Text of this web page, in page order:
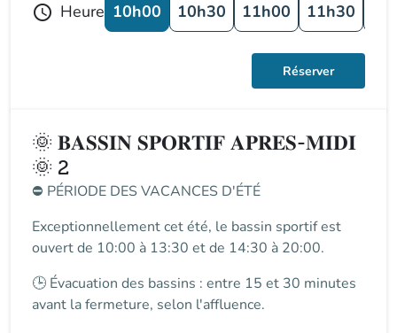
schedule Heure 10h00 10h30 11h00 11h30
Réserver
🌞 𝐁𝐀𝐒𝐒𝐈𝐍 𝐒𝐏𝐎𝐑𝐓𝐈𝐅 𝐀𝐏𝐑𝐄𝐒-𝐌𝐈𝐃𝐈
🌞 2
⛔ PÉRIODE DES VACANCES D'ÉTÉ
Exceptionnellement cet été, le bassin sportifest
ouvert de 10:00 à 13:30 et de 14:30 à 20:00.
🕒 Évacuation des bassins : entre 15 et 30 minutes
avant la fermeture, selon l'affluence.